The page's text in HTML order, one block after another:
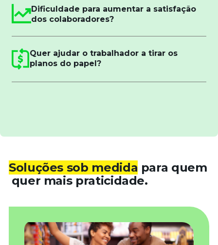
Dificuldade para aumentar a satisfação
dos colaboradores?
Quer ajudar o trabalhador a tirar os
planos do papel?
Soluções sob medida para quem
quer mais praticidade.